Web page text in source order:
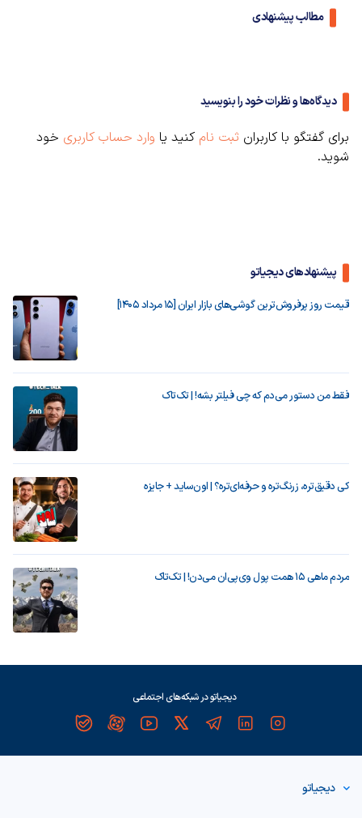
مطالب پیشنهادی
دیدگاه‌ها و نظرات خود را بنویسید
برای گفتگو با کاربران ثبت نام کنید یا وارد حساب کاربری خود
شوید.
پیشنهادهای دیجیاتو
قیمت روز پرفروش‌ترین گوشی‌های بازار ایران [15 مرداد 1405]
فقط من دستور می‌دم که چی فیلتر بشه! | تک‌تاک
کی دقیق‌تره، زرنگ‌تره و حرفه‌ای‌تره؟ | اون‌ساید + جایزه
مردم ماهی ۱۵ همت پول وی‌پی‌ان می‌دن! | تک‌تاک
دیجیاتو در شبکه‌های اجتماعی
دیجیاتو